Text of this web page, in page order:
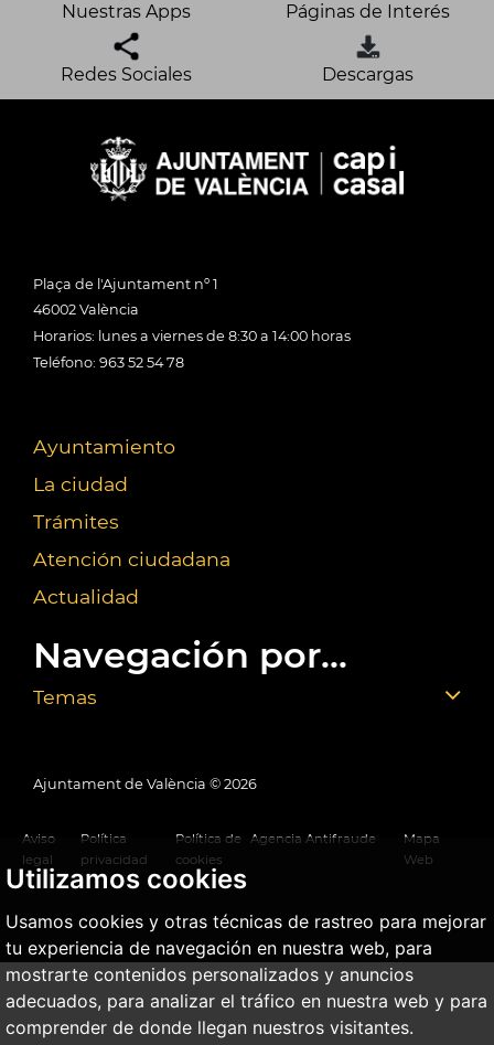
Utilizamos cookies
Usamos cookies y otras técnicas de rastreo para mejorar
tu experiencia de navegación en nuestra web, para
mostrarte contenidos personalizados y anuncios
adecuados, para analizar el tráfico en nuestra web y para
comprender de donde llegan nuestros visitantes.
Nuestras Apps Páginas de Interés
Redes Sociales Descargas
Plaça de l'Ajuntament nº 1
46002 València
Horarios: lunes a viernes de 8:30 a 14:00 horas
Teléfono: 963 52 54 78
Ayuntamiento
La ciudad
Trámites
Atención ciudadana
Actualidad
Navegación por...
Temas
Ajuntament de València © 2026
Aviso
legal
Política
privacidad
Política de
cookies
Agencia Antifraude
Mapa
Web